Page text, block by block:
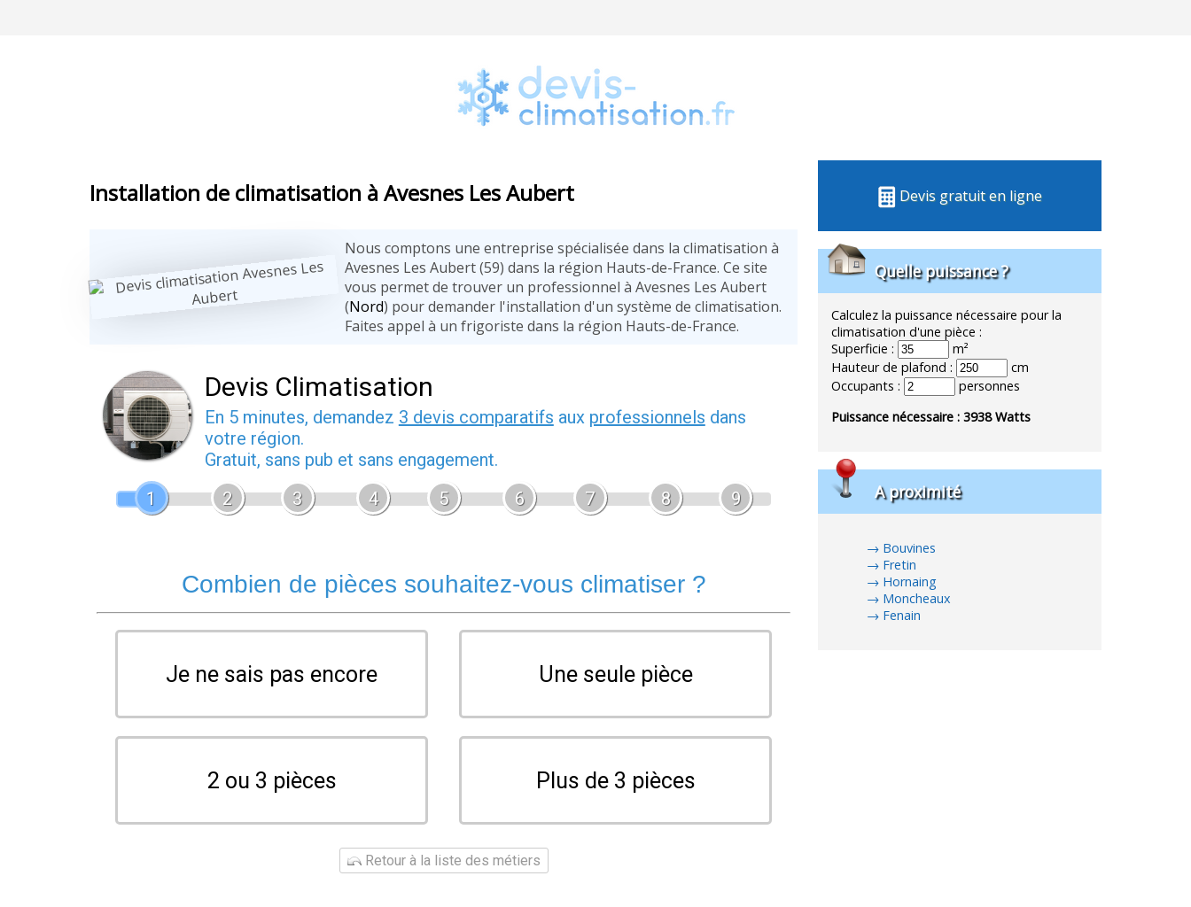
Installation de climatisation à Avesnes Les Aubert
Nous comptons une entreprise spécialisée dans la climatisation à
Avesnes Les Aubert (59) dans la région Hauts-de-France. Ce site
vous permet de trouver un professionnel à Avesnes Les Aubert
(Nord) pour demander l'installation d'un système de climatisation.
Faites appel à un frigoriste dans la région Hauts-de-France.
Devis Climatisation
En 5 minutes, demandez 3 devis comparatifs aux professionnels dans
votre région.
Gratuit, sans pub et sans engagement.
1
2 3 4 5 6 7 8 9
Combien de pièces souhaitez-vous climatiser ?
Je ne sais pas encore Une seule pièce
2 ou 3 pièces Plus de 3 pièces
Retour à la liste des métiers
Devis gratuit en ligne
Quelle puissance ?
Calculez la puissance nécessaire pour la
climatisation d'une pièce :
Superficie :
m²
Hauteur de plafond :
cm
Occupants :
personnes
Puissance nécessaire :3938Watts
A proximité
Bouvines
Fretin
Hornaing
Moncheaux
Fenain